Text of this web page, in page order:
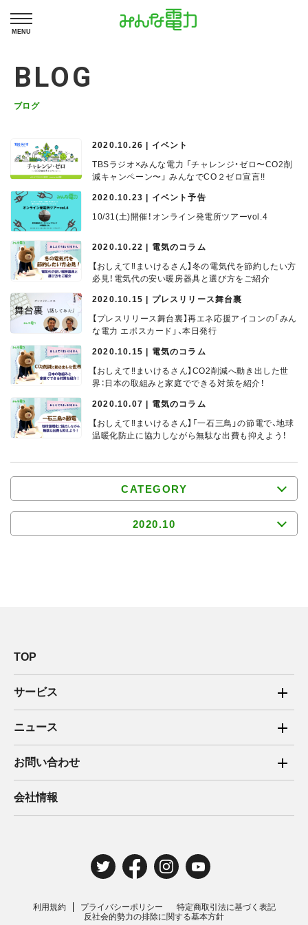
MENU
BLOG
ブログ
2020.10.26 | イベント
TBSラジオ×みんな電力 「チャレンジ・ゼロ〜CO2削
減キャンペーン〜」 みんなでCO２ゼロ宣言!!
2020.10.23 | イベント予告
10/31(土)開催！オンライン発電所ツアーvol.4
2020.10.22 | 電気のコラム
【おしえて‼まいけるさん】冬の電気代を節約したい方
必見！電気代の安い暖房器具と選び方をご紹介
2020.10.15 | プレスリリース舞台裏
【プレスリリース舞台裏】再エネ応援アイコンの「みん
な電力 エポスカード」、本日発行
2020.10.15 | 電気のコラム
【おしえて‼まいけるさん】CO2削減へ動き出した世
界：日本の取組みと家庭でできる対策を紹介！
2020.10.07 | 電気のコラム
【おしえて‼まいけるさん】「一石三鳥」の節電で、地球
温暖化防止に協力しながら無駄な出費も抑えよう！
CATEGORY
2020.10
TOP
サービス
ご家庭向け電力サービス
法人向け脱炭素サービス
住宅用太陽光売電 卒FIT
ニュース
2025年
2024年
2019年
お問い合わせ
ご家庭向け電力サービス・卒FIT電気の売電
法人向け脱炭素サービス・新電力向けサービス
電気工事のお申込み
会社情報
利用規約 プライバシーポリシー
特定商取引法に基づく表記
反社会的勢力の排除に関する基本方針